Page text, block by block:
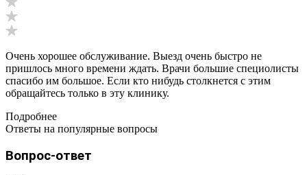
Очень хорошее обслуживание. Выезд очень быстро не
пришлось много времени ждать. Врачи большие специолисты
спасибо им большое. Если кто нибудь столкнется с этим
обращайтесь только в эту клинику.
Подробнее
Ответы на популярные вопросы
Вопрос-ответ